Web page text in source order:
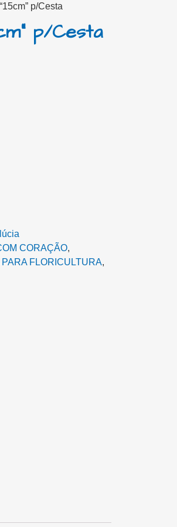
p/Cesta
p/Cesta
CORAÇÃO,
PARA FLORICULTURA,